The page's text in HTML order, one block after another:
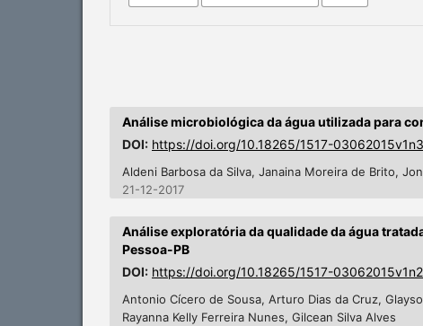
Análise microbiológica da água utilizada para
DOI: https://doi.org/10.18265/1517-
Aldeni Barbosa da Silva, Janaina Moreira de Brito,
21-12-2017
Análise exploratória da qualidade da água
Pessoa-PB
DOI: https://doi.org/10.18265/1517-
Antonio Cícero de Sousa, Arturo Dias da Cruz,
Rayanna Kelly Ferreira Nunes, Gilcean Silva Alves